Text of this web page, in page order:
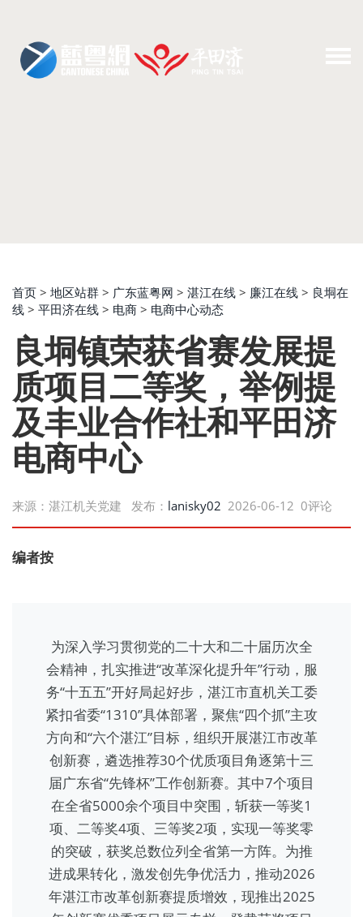
首页 > 地区站群 > 广东蓝粤网 > 湛江在线 > 廉江在线 > 良垌在
线 > 平田济在线 > 电商 > 电商中心动态
良垌镇荣获省赛发展提
质项目二等奖，举例提
及丰业合作社和平田济
电商中心
来源：湛江机关党建 发布： lanisky02 2026-06-12 0评论
编者按
为深入学习贯彻党的二十大和二十届历次全
会精神，扎实推进“改革深化提升年”行动，服
务“十五五”开好局起好步，湛江市直机关工委
紧扣省委“1310”具体部署，聚焦“四个抓”主攻
方向和“六个湛江”目标，组织开展湛江市改革
创新赛，遴选推荐30个优质项目角逐第十三
届广东省“先锋杯”工作创新赛。其中7个项目
在全省5000余个项目中突围，斩获一等奖1
项、二等奖4项、三等奖2项，实现一等奖零
的突破，获奖总数位列全省第一方阵。为推
进成果转化，激发创先争优活力，推动2026
年湛江市改革创新赛提质增效，现推出2025